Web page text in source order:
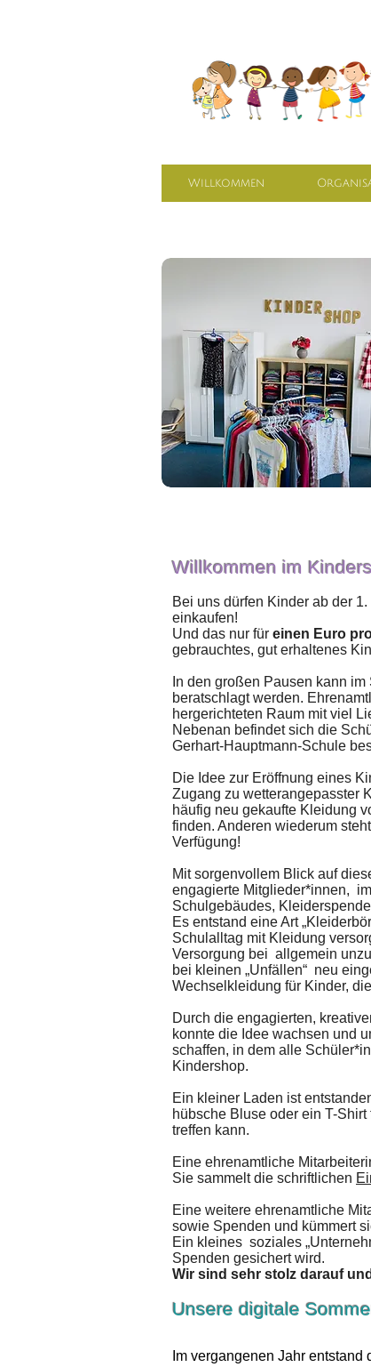
Willkommen
Willkommen im
Bei uns dürfen Kinder ab der
einkaufen!
Und das nur für einen Euro
gebrauchtes, gut erhaltenes
In den großen Pausen kann
beratschlagt werden.
hergerichteten Raum mit viel
Nebenan befindet sich die
Gerhart-Hauptmann-Schule
Die Idee zur Eröffnung eines
Zugang zu wetterangepasster
häufig neu gekaufte Kleidung
finden. Anderen wiederum
Verfügung!
Mit sorgenvollem Blick auf
engagierte Mitglieder*innen,
Schulgebäudes,
Es entstand eine Art
Schulalltag mit Kleidung
Versorgung bei allgemein
bei kleinen „Unfällen“ neu
Wechselkleidung für Kinder,
Durch die engagierten,
konnte die Idee wachsen und
schaffen, in dem alle
Kindershop.
Ein kleiner Laden ist
hübsche Bluse oder ein T-
treffen kann.
Eine ehrenamtliche
Sie sammelt die schriftlichen
Eine weitere ehrenamtliche
sowie Spenden und kümmert
Ein kleines soziales
Spenden gesichert wird.
Wir sind sehr stolz darauf
Unsere digitale
Im vergangenen Jahr